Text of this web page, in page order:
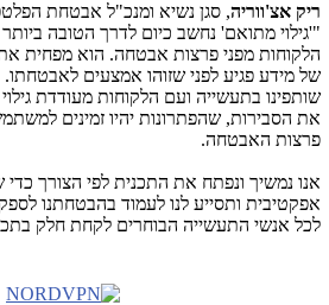
ריק אצ'ווריה, סגן נשיא ומנכ"ל אבטחת
"'גילוי מתואם' נחשב כיום לדרך הטובה
הלקוחות מפני פרצות אבטחה. הוא מפחית
של מידע פגיע לפני שזוהו אמצעים
שותפינו בתעשייה ועם הלקוחות מעודדת
את הסבירות, שהפתרונות יהיו זמינים
פרצות האבטחה.
אנו נמשיך ונפתח את התכנית לפי הצורך
אפקטיבית ותסייע לנו לעמוד בהבטחתנו
לכל אנשי התעשייה הבוחרים לקחת חלק